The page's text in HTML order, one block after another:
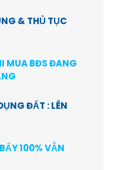
& THỦ TỤC
MUA BĐS ĐANG
ĐẤT : LÊN
100% VẪN